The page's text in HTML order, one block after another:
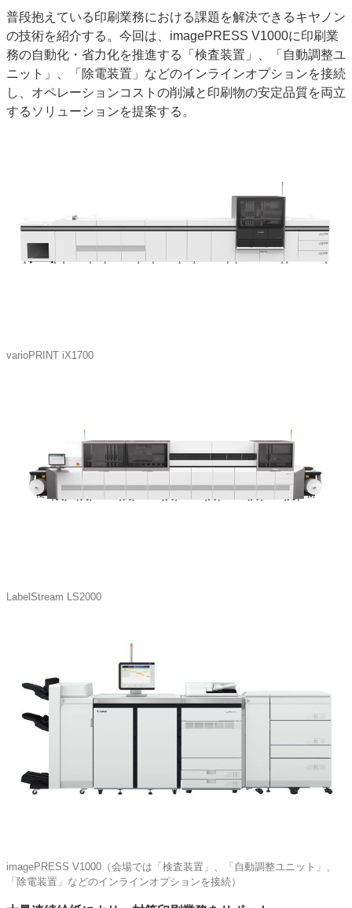
普段抱えている印刷業務における課題を解決できるキヤノン
の技術を紹介する。今回は、imagePRESS V1000に印刷業
務の自動化・省力化を推進する「検査装置」、「自動調整ユ
ニット」、「除電装置」などのインラインオプションを接続
し、オペレーションコストの削減と印刷物の安定品質を両立
するソリューションを提案する。
varioPRINT iX1700
LabelStream LS2000
imagePRESS V1000（会場では「検査装置」、「自動調整ユニット」、
「除電装置」などのインラインオプションを接続）